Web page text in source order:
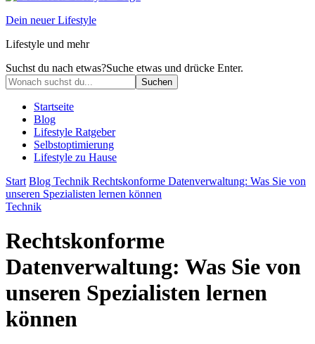
Dein neuer Lifestyle
Lifestyle und mehr
Suchst du nach etwas?Suche etwas und drücke Enter.
Startseite
Blog
Lifestyle Ratgeber
Selbstoptimierung
Lifestyle zu Hause
Start Blog Technik Rechtskonforme Datenverwaltung: Was Sie von
unseren Spezialisten lernen können
Technik
Rechtskonforme
Datenverwaltung: Was Sie von
unseren Spezialisten lernen
können